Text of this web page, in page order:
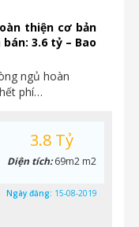
thiện cơ bản
3.6 tỷ – Bao
ngủ hoàn
phí…
3.8 Tỷ
Diện tích:69m2 m2
Ngày đăng: 15-08-2019